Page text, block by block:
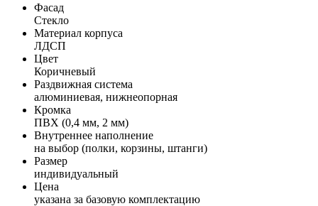
Фасад
Стекло
Материал корпуса
ЛДСП
Цвет
Коричневый
Раздвижная система
алюминиевая, нижнеопорная
Кромка
ПВХ (0,4 мм, 2 мм)
Внутреннее наполнение
на выбор (полки, корзины, штанги)
Размер
индивидуальный
Цена
указана за базовую комплектацию